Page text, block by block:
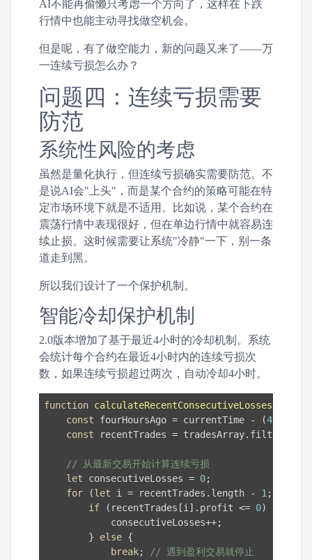
AI不能再偷懒只考虑一个方向了，这样在下跌
行情中也能主动寻找做空机会。
但是呢，有了做空能力，新的问题又来了——万
一连续亏损怎么办？
问题四：连续亏损需要
防范
系统性风险的考虑
虽然是量化执行，但连续亏损确实需要防范。不
是说AI会"上头"，而是某个合约的策略可能在特
定市场环境下就是不适用。比如说，某个合约在
震荡行情中表现很好，但在单边行情中就容易连
续止损。这时候需要让系统"冷静"一下，别一条
道走到黑。
所以我们设计了一个保护机制。
智能冷却保护机制
2.0版本增加了基于最近4小时的冷却机制。系统
会统计每个合约在最近4小时内的连续亏损次
数，如果连续亏损超过两次，自动冷却4小时。
function calculateRecentConsecutiveLosses
const fourHoursAgo = currentTime - (4
const recentTrades = tradesArray.filter(
// 从最新交易开始计算连续亏损
let consecutiveLosses = 0;
for (let i = recentTrades.length - 1; i >=
if (recentTrades[i].profit <= 0) {
            consecutiveLosses++;
        }
else {
break;
// 遇到盈利交易就停止